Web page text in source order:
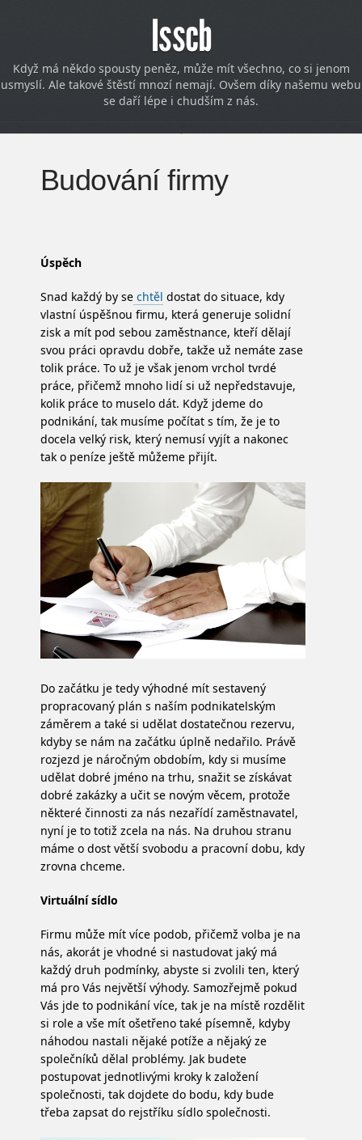
Isscb
Když má někdo spousty peněz, může mít všechno, co si jenom
usmyslí. Ale takové štěstí mnozí nemají. Ovšem díky našemu webu
se daří lépe i chudším z nás.
Budování firmy
Úspěch
Snad každý by se chtěl dostat do situace, kdy
vlastní úspěšnou firmu, která generuje solidní
zisk a mít pod sebou zaměstnance, kteří dělají
svou práci opravdu dobře, takže už nemáte zase
tolik práce. To už je však jenom vrchol tvrdé
práce, přičemž mnoho lidí si už nepředstavuje,
kolik práce to muselo dát. Když jdeme do
podnikání, tak musíme počítat s tím, že je to
docela velký risk, který nemusí vyjít a nakonec
tak o peníze ještě můžeme přijít.
Do začátku je tedy výhodné mít sestavený
propracovaný plán s naším podnikatelským
záměrem a také si udělat dostatečnou rezervu,
kdyby se nám na začátku úplně nedařilo. Právě
rozjezd je náročným obdobím, kdy si musíme
udělat dobré jméno na trhu, snažit se získávat
dobré zakázky a učit se novým věcem, protože
některé činnosti za nás nezařídí zaměstnavatel,
nyní je to totiž zcela na nás. Na druhou stranu
máme o dost větší svobodu a pracovní dobu, kdy
zrovna chceme.
Virtuální sídlo
Firmu může mít více podob, přičemž volba je na
nás, akorát je vhodné si nastudovat jaký má
každý druh podmínky, abyste si zvolili ten, který
má pro Vás největší výhody. Samozřejmě pokud
Vás jde to podnikání více, tak je na místě rozdělit
si role a vše mít ošetřeno také písemně, kdyby
náhodou nastali nějaké potíže a nějaký ze
společníků dělal problémy. Jak budete
postupovat jednotlivými kroky k založení
společnosti, tak dojdete do bodu, kdy bude
třeba zapsat do rejstříku sídlo společnosti.